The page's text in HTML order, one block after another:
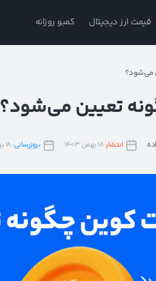
قیمت ارز دیجیتال کمبو روزانه
می‌شود؟
تعیین می‌شود؟
انتشار:۱۸ بهمن ۱۴۰۳ بروزرسانی:18 بهمن 1403